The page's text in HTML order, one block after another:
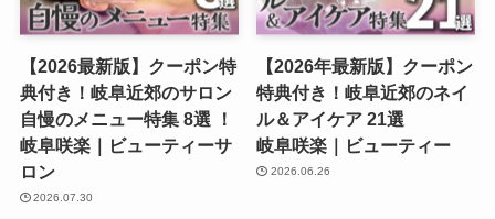
【2026最新版】クーポン特
典付き！岐阜近郊のサロン
自慢のメニュー特集 8選 ！
岐阜咲楽｜ビューティーサ
ロン
2026.07.30
【2026年最新版】クーポン
特典付き！岐阜近郊のネイ
ル＆アイケア 21選
岐阜咲楽｜ビューティー
2026.06.26